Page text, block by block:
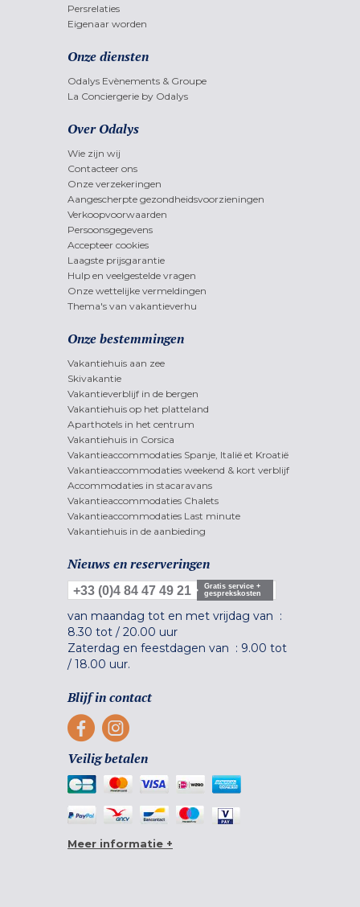
Persrelaties
Eigenaar worden
Onze diensten
Odalys Evènements & Groupe
La Conciergerie by Odalys
Over Odalys
Wie zijn wij
Contacteer ons
Onze verzekeringen
Aangescherpte gezondheidsvoorzieningen
Verkoopvoorwaarden
Persoonsgegevens
Accepteer cookies
Laagste prijsgarantie
Hulp en veelgestelde vragen
Onze wettelijke vermeldingen
Thema's van vakantieverhu
Onze bestemmingen
Vakantiehuis aan zee
Skivakantie
Vakantieverblijf in de bergen
Vakantiehuis op het platteland
Aparthotels in het centrum
Vakantiehuis in Corsica
Vakantieaccommodaties Spanje, Italië et Kroatië
Vakantieaccommodaties weekend & kort verblijf
Accommodaties in stacaravans
Vakantieaccommodaties Chalets
Vakantieaccommodaties Last minute
Vakantiehuis in de aanbieding
Nieuws en reserveringen
+33 (0)4 84 47 49 21
Gratis service +
gesprekskosten
van maandag tot en met vrijdag van :
8.30 tot / 20.00 uur
Zaterdag en feestdagen van : 9.00 tot
/ 18.00 uur.
Blijf in contact
Veilig betalen
Meer informatie +